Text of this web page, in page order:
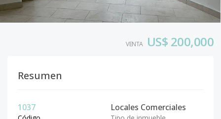
VENTA US$ 200,000
Resumen
1037 Locales Comerciales